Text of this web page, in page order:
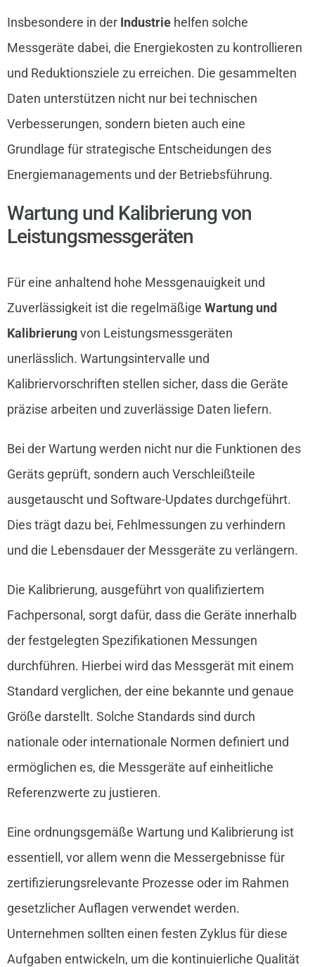
Insbesondere in der Industriehelfen solche
Messgeräte dabei, die Energiekosten zu kontrollieren
und Reduktionsziele zu erreichen. Die gesammelten
Daten unterstützen nicht nur bei technischen
Verbesserungen, sondern bieten auch eine
Grundlage für strategische Entscheidungen des
Energiemanagements und der Betriebsführung.
Wartung und Kalibrierung von
Leistungsmessgeräten
Für eine anhaltend hohe Messgenauigkeit und
Zuverlässigkeit ist die regelmäßige Wartung und
Kalibrierungvon Leistungsmessgeräten
unerlässlich. Wartungsintervalle und
Kalibriervorschriften stellen sicher, dass die Geräte
präzise arbeiten und zuverlässige Daten liefern.
Bei der Wartung werden nicht nur die Funktionen des
Geräts geprüft, sondern auch Verschleißteile
ausgetauscht und Software-Updates durchgeführt.
Dies trägt dazu bei, Fehlmessungen zu verhindern
und die Lebensdauer der Messgeräte zu verlängern.
Die Kalibrierung, ausgeführt von qualifiziertem
Fachpersonal, sorgt dafür, dass die Geräte innerhalb
der festgelegten Spezifikationen Messungen
durchführen. Hierbei wird das Messgerät mit einem
Standard verglichen, der eine bekannte und genaue
Größe darstellt. Solche Standards sind durch
nationale oder internationale Normen definiert und
ermöglichen es, die Messgeräte auf einheitliche
Referenzwerte zu justieren.
Eine ordnungsgemäße Wartung und Kalibrierung ist
essentiell, vor allem wenn die Messergebnisse für
zertifizierungsrelevante Prozesse oder im Rahmen
gesetzlicher Auflagen verwendet werden.
Unternehmen sollten einen festen Zyklus für diese
Aufgaben entwickeln, um die kontinuierliche Qualität